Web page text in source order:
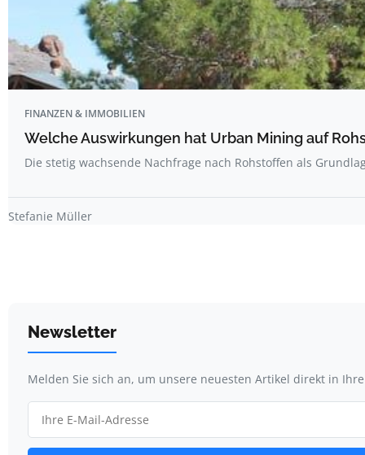
FINANZEN & IMMOBILIEN
Welche Auswirkungen hat Urban Mining auf
Die stetig wachsende Nachfrage nach Rohstoffen als
Stefanie Müller
Newsletter
Melden Sie sich an, um unsere neuesten Artikel direkt in